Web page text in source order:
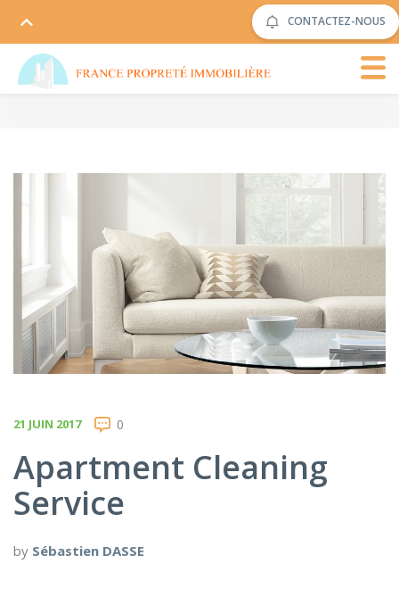
CONTACTEZ-NOUS
21 JUIN 2017 0
Apartment Cleaning
Service
by Sébastien DASSE